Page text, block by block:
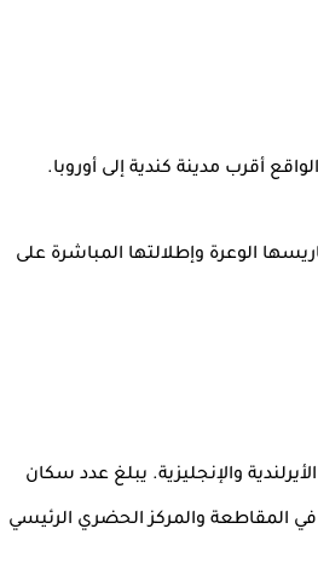
أقرب مدينة كندية إلى أوروبا.
الوعرة وإطلالتها المباشرة على
والإنجليزية. يبلغ عدد سكان
المقاطعة والمركز الحضري الرئيسي